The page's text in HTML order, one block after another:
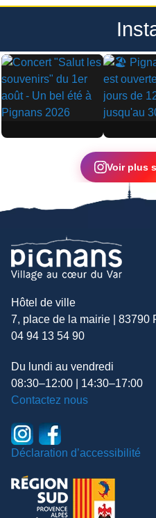
▶ ▶
Voir plus
Hôtel de ville
7, place de la mairie | 83790
04 94 13 54 90
Du lundi au vendredi
08:30–12:00 | 14:30–17:00
Contactez nous
Déclaration d’accessibilité